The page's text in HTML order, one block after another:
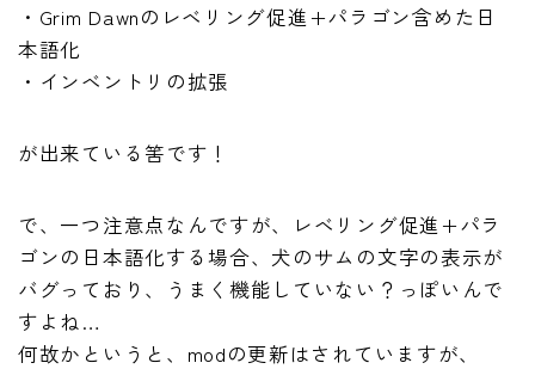
・Grim Dawnのレベリング促進+パラゴン含めた日
本語化
・インベントリの拡張
が出来ている筈です！
で、一つ注意点なんですが、レベリング促進+パラ
ゴンの日本語化する場合、犬のサムの文字の表示が
バグっており、うまく機能していない？っぽいんで
すよね…
何故かというと、modの更新はされていますが、